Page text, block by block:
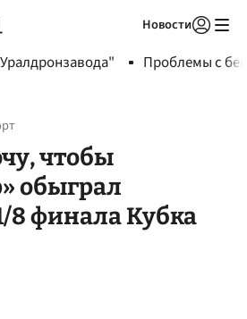
Новости
Проблемы с
чтобы
обыграл
8 финала Кубка